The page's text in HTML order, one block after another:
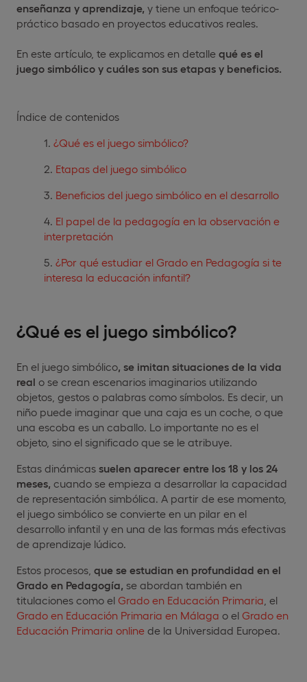
enseñanza y aprendizaje, y tiene un enfoque teórico-
práctico basado en proyectos educativos reales.
En este artículo, te explicamos en detalle qué es el
juego simbólico y cuáles son sus etapas y beneficios.
Índice de contenidos
¿Qué es el juego simbólico?
Etapas del juego simbólico
Beneficios del juego simbólico en el desarrollo
El papel de la pedagogía en la observación e
interpretación
¿Por qué estudiar el Grado en Pedagogía si te
interesa la educación infantil?
¿Qué es el juego simbólico?
En el juego simbólico , se imitan situaciones de la vida
real o se crean escenarios imaginarios utilizando
objetos, gestos o palabras como símbolos. Es decir, un
niño puede imaginar que una caja es un coche, o que
una escoba es un caballo. Lo importante no es el
objeto, sino el significado que se le atribuye.
Estas dinámicas suelen aparecer entre los 18 y los 24
meses, cuando se empieza a desarrollar la capacidad
de representación simbólica. A partir de ese momento,
el juego simbólico se convierte en un pilar en el
desarrollo infantil y en una de las formas más efectivas
de aprendizaje lúdico.
Estos procesos, que se estudian en profundidad en el
Grado en Pedagogía, se abordan también en
titulaciones como el Grado en Educación Primaria , el
Grado en Educación Primaria en Málaga o el Grado en
Educación Primaria online de la Universidad Europea.